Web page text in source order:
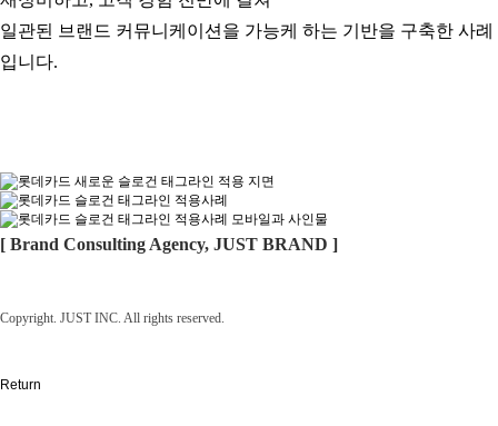
일관된 브랜드 커뮤니케이션을 가능케 하는 기반을 구축한 사례
입니다.
[ Brand Consulting Agency, JUST BRAND ]
Copyright. JUST INC. All rights reserved.
Return